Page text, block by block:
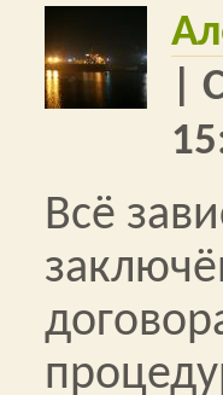
|
Всё